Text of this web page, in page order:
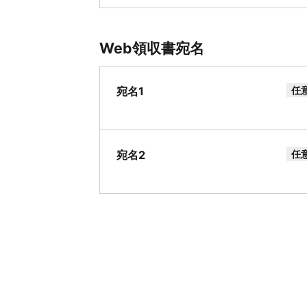
Web領収書宛名
宛名1 任
宛名2 任